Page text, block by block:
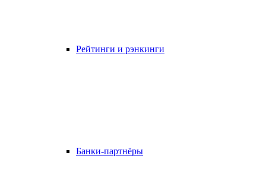
Рейтинги и рэнкинги
Банки-партнёры